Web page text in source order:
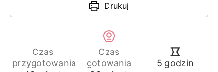
Drukuj
Czas
przygotowania
Czas
gotowania
5 godziny
godzin